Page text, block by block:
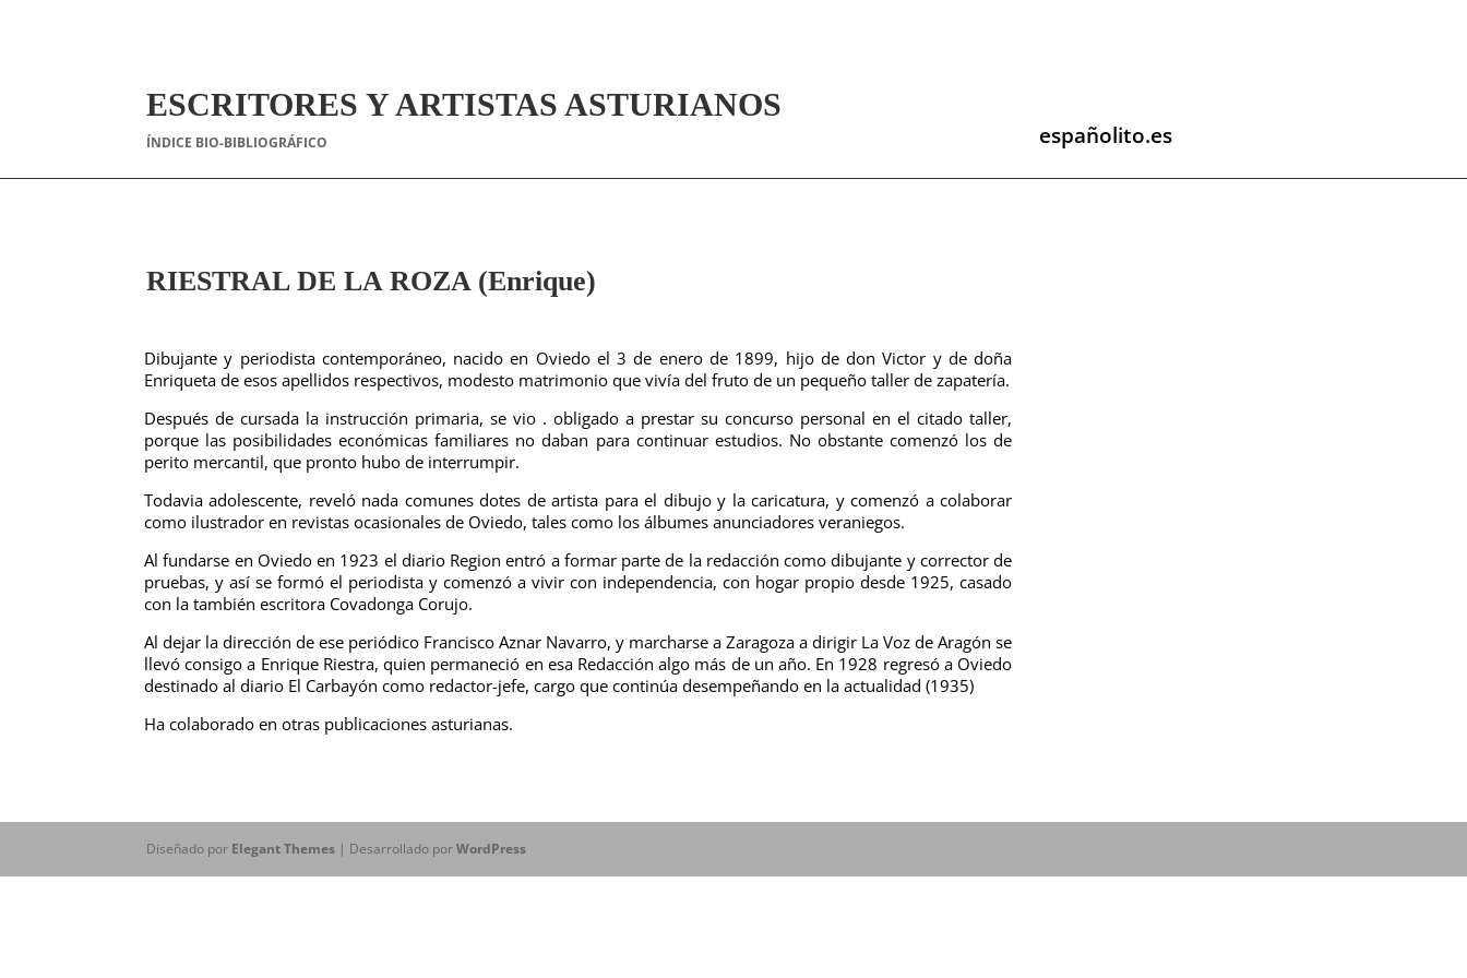
ESCRITORES Y ARTISTAS ASTURIANOS
ÍNDICE BIO-BIBLIOGRÁFICO españolito.es
RIESTRAL DE LA ROZA (Enrique)
Dibujante y periodista contemporáneo, nacido en Oviedo el 3 de enero de 1899, hijo de don Victor y de doña
Enriqueta de esos apellidos respectivos, modesto matrimonio que vivía del fruto de un pequeño taller de zapatería.
Después de cursada la instrucción primaria, se vio . obligado a prestar su concurso personal en el citado taller,
porque las posibilidades económicas familiares no daban para continuar estudios. No obstante comenzó los de
perito mercantil, que pronto hubo de interrumpir.
Todavia adolescente, reveló nada comunes dotes de artista para el dibujo y la caricatura, y comenzó a colaborar
como ilustrador en revistas ocasionales de Oviedo, tales como los álbumes anunciadores veraniegos.
Al fundarse en Oviedo en 1923 el diario Region entró a formar parte de la redacción como dibujante y corrector de
pruebas, y así se formó el periodista y comenzó a vivir con independencia, con hogar propio desde 1925, casado
con la también escritora Covadonga Corujo.
Al dejar la dirección de ese periódico Francisco Aznar Navarro, y marcharse a Zaragoza a dirigir La Voz de Aragón se
llevó consigo a Enrique Riestra, quien permaneció en esa Redacción algo más de un año. En 1928 regresó a Oviedo
destinado al diario El Carbayón como redactor-jefe, cargo que continúa desempeñando en la actualidad (1935)
Ha colaborado en otras publicaciones asturianas.
Diseñado por Elegant Themes | Desarrollado porWordPress